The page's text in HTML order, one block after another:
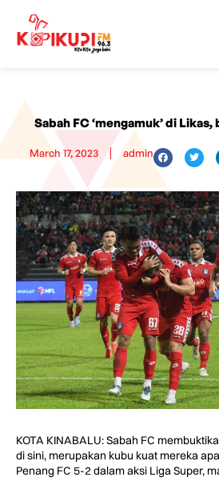
Sabah FC ‘mengamuk’ di Likas,
March 17, 2023 admin
KOTA KINABALU: Sabah FC
di sini, merupakan kubu kuat mereka
Penang FC 5-2 dalam aksi Liga Super,